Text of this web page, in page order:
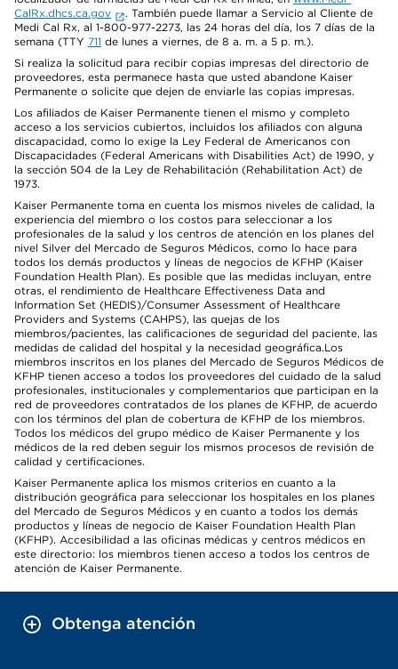
CalRx.dhcs.ca.gov
. También puede llamar a Servicio al Cliente de
Medi Cal Rx, al 1-800-977-2273, las 24 horas del día, los 7 días de la
semana (TTY 711 de lunes a viernes, de 8 a. m. a 5 p. m.).
Si realiza la solicitud para recibir copias impresas del directorio de
proveedores, esta permanece hasta que usted abandone Kaiser
Permanente o solicite que dejen de enviarle las copias impresas.
Los afiliados de Kaiser Permanente tienen el mismo y completo
acceso a los servicios cubiertos, incluidos los afiliados con alguna
discapacidad, como lo exige la Ley Federal de Americanos con
Discapacidades (Federal Americans with Disabilities Act) de 1990, y
la sección 504 de la Ley de Rehabilitación (Rehabilitation Act) de
1973.
Kaiser Permanente toma en cuenta los mismos niveles de calidad, la
experiencia del miembro o los costos para seleccionar a los
profesionales de la salud y los centros de atención en los planes del
nivel Silver del Mercado de Seguros Médicos, como lo hace para
todos los demás productos y líneas de negocios de KFHP (Kaiser
Foundation Health Plan). Es posible que las medidas incluyan, entre
otras, el rendimiento de Healthcare Effectiveness Data and
Information Set (HEDIS)/Consumer Assessment of Healthcare
Providers and Systems (CAHPS), las quejas de los
miembros/pacientes, las calificaciones de seguridad del paciente, las
medidas de calidad del hospital y la necesidad geográfica.Los
miembros inscritos en los planes del Mercado de Seguros Médicos de
KFHP tienen acceso a todos los proveedores del cuidado de la salud
profesionales, institucionales y complementarios que participan en la
red de proveedores contratados de los planes de KFHP, de acuerdo
con los términos del plan de cobertura de KFHP de los miembros.
Todos los médicos del grupo médico de Kaiser Permanente y los
médicos de la red deben seguir los mismos procesos de revisión de
calidad y certificaciones.
Kaiser Permanente aplica los mismos criterios en cuanto a la
distribución geográfica para seleccionar los hospitales en los planes
del Mercado de Seguros Médicos y en cuanto a todos los demás
productos y líneas de negocio de Kaiser Foundation Health Plan
(KFHP). Accesibilidad a las oficinas médicas y centros médicos en
este directorio: los miembros tienen acceso a todos los centros de
atención de Kaiser Permanente.
Obtenga atención